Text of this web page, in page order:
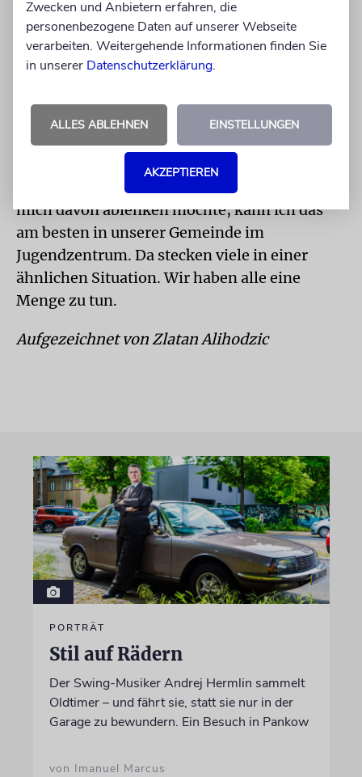
Ich habe schon mit dem Leiter unseres
Jugendzentrums gesprochen. Er wird mich
den Jugendleitern von Hamburg und Berlin
Kontakt bin.
Diese große Veränderung und der Umzug
bedeuten gerade noch etwas mehr Stress für
mich, als ich ohnehin schon habe. Wenn ich
mich davon ablenken möchte, kann ich das
am besten in unserer Gemeinde im
Jugendzentrum. Da stecken viele in einer
ähnlichen Situation. Wir haben alle eine
Menge zu tun.
Aufgezeichnet von Zlatan Alihodzic
PORTRÄT
Stil auf Rädern
Der Swing-Musiker Andrej Hermlin sammelt
Oldtimer – und fährt sie, statt sie nur in der
Garage zu bewundern. Ein Besuch in Pankow
von Imanuel Marcus
Zwecken und Anbietern erfahren, die
personenbezogene Daten auf unserer Webseite
verarbeiten. Weitergehende Informationen finden Sie
in unserer Datenschutzerklärung.
ALLES ABLEHNEN EINSTELLUNGEN
AKZEPTIEREN